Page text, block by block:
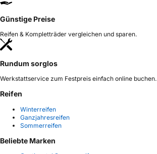
Günstige Preise
Reifen & Kompletträder vergleichen und sparen.
Rundum sorglos
Werkstattservice zum Festpreis einfach online buchen.
Reifen
Winterreifen
Ganzjahresreifen
Sommerreifen
Beliebte Marken